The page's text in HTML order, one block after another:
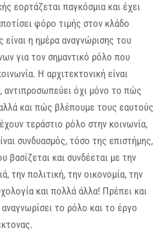
εορτάζεται παγκόσμια και έχει
φόρο τιμής στον κλάδο
είναι η ημέρα αναγνώρισης του
για τον σημαντικό ρόλο που
Η αρχιτεκτονική είναι
αντιπροσωπεύει όχι μόνο το πώς
και πώς βλέπουμε τους εαυτούς
τεράστιο ρόλο στην κοινωνία,
συνδυασμός, τόσο της επιστήμης,
βασίζεται και συνδέεται με την
την πολιτική, την οικονομία, την
και πολλά άλλα! Πρέπει και
το ρόλο και το έργο